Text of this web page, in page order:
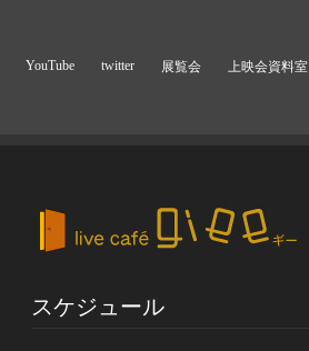
YouTube twitter 展覧会 上映会資料室
スケジュール